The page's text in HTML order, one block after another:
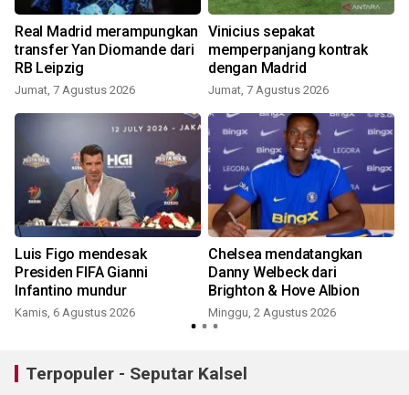
Real Madrid merampungkan
transfer Yan Diomande dari
RB Leipzig
Jumat, 7 Agustus 2026
Vinicius sepakat
memperpanjang kontrak
dengan Madrid
Jumat, 7 Agustus 2026
Luis Figo mendesak
Presiden FIFA Gianni
Infantino mundur
Kamis, 6 Agustus 2026
Chelsea mendatangkan
Danny Welbeck dari
Brighton & Hove Albion
Minggu, 2 Agustus 2026
Terpopuler - Seputar Kalsel